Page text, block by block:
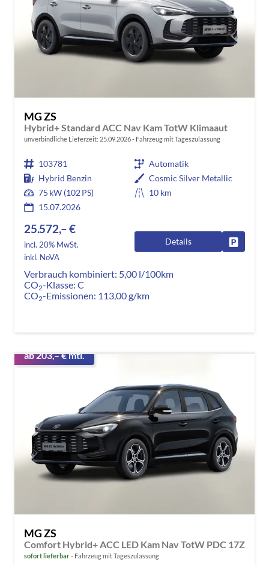
MG ZS
Hybrid+ Standard ACC Nav Kam TotW Klimaaut
unverbindliche Lieferzeit: 25.09.2026 Fahrzeug mit Tageszulassung
103781
Automatik
Hybrid Benzin
Cosmic Silver Metallic
75 kW (102 PS)
10 km
15.07.2026
25.572,– €
incl. 20% MwSt.
inkl. NoVA
Details
Verbrauch kombiniert: 5,00 l/100km
CO2-Klasse: C
CO2-Emissionen: 113,00 g/km
ab 203,– € mtl.
MG ZS
Comfort Hybrid+ ACC LED Kam Nav TotW PDC 17Z
sofort lieferbar Fahrzeug mit Tageszulassung